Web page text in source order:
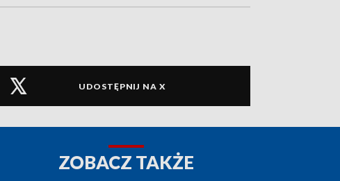
UDOSTĘPNIJ NA X
ZOBACZ TAKŻE